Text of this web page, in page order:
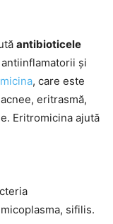
antibioticele
și
, care este
eritrasmă,
Eritromicina ajută
sifilis.